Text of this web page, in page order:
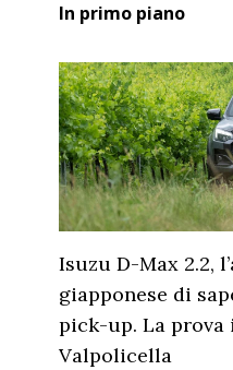
In primo piano
Isuzu D-Max 2.2,
giapponese di
pick-up. La prova
Valpolicella